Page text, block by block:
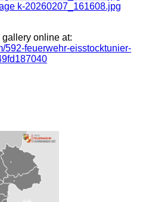
online at:
592-feuerwehr-eisstocktunier-